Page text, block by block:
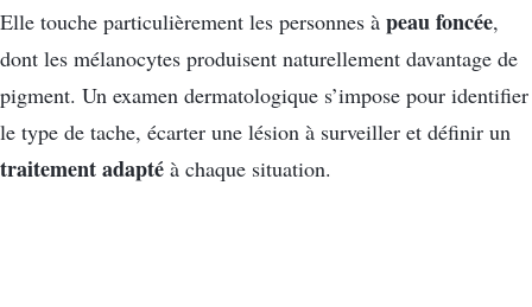
Elle touche particulièrement les personnes à peau foncée,
dont les mélanocytes produisent naturellement davantage de
pigment. Un examen dermatologique s’impose pour identifier
le type de tache, écarter une lésion à surveiller et définir un
traitement adapté à chaque situation.